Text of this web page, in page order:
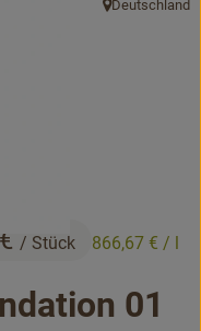
01
/ Stück 866,67 € / l
, Herkunft:
Deutschland